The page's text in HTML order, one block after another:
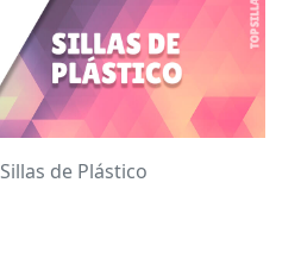
Sillas de Plástico